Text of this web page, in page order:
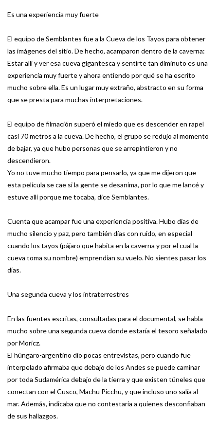
Es una experiencia muy fuerte
El equipo de Semblantes fue a la Cueva de los Tayos para obtener
las imágenes del sitio. De hecho, acamparon dentro de la caverna:
Estar allí y ver esa cueva gigantesca y sentirte tan diminuto es una
experiencia muy fuerte y ahora entiendo por qué se ha escrito
mucho sobre ella. Es un lugar muy extraño, abstracto en su forma
que se presta para muchas interpretaciones.
El equipo de filmación superó el miedo que es descender en rapel
casi 70 metros a la cueva. De hecho, el grupo se redujo al momento
de bajar, ya que hubo personas que se arrepintieron y no
descendieron.
Yo no tuve mucho tiempo para pensarlo, ya que me dijeron que
esta película se cae si la gente se desanima, por lo que me lancé y
estuve allí porque me tocaba, dice Semblantes.
Cuenta que acampar fue una experiencia positiva. Hubo días de
mucho silencio y paz, pero también días con ruido, en especial
cuando los tayos (pájaro que habita en la caverna y por el cual la
cueva toma su nombre) emprendían su vuelo. No sientes pasar los
días.
Una segunda cueva y los intraterrestres
En las fuentes escritas, consultadas para el documental, se habla
mucho sobre una segunda cueva donde estaría el tesoro señalado
por Moricz.
El húngaro-argentino dio pocas entrevistas, pero cuando fue
interpelado afirmaba que debajo de los Andes se puede caminar
por toda Sudamérica debajo de la tierra y que existen túneles que
conectan con el Cusco, Machu Picchu, y que incluso uno salía al
mar. Además, indicaba que no contestaría a quienes desconfiaban
de sus hallazgos.